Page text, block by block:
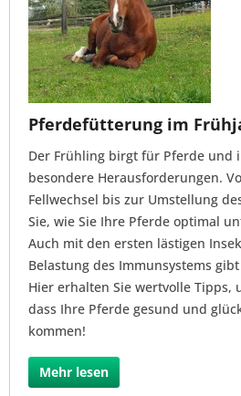
Pferdefütterung im
Der Frühling birgt für Pferde und
besondere Herausforderungen.
Fellwechsel bis zur Umstellung
Sie, wie Sie Ihre Pferde optimal
Auch mit den ersten lästigen
Belastung des Immunsystems
Hier erhalten Sie wertvolle Tipps,
dass Ihre Pferde gesund und
kommen!
Mehr lesen